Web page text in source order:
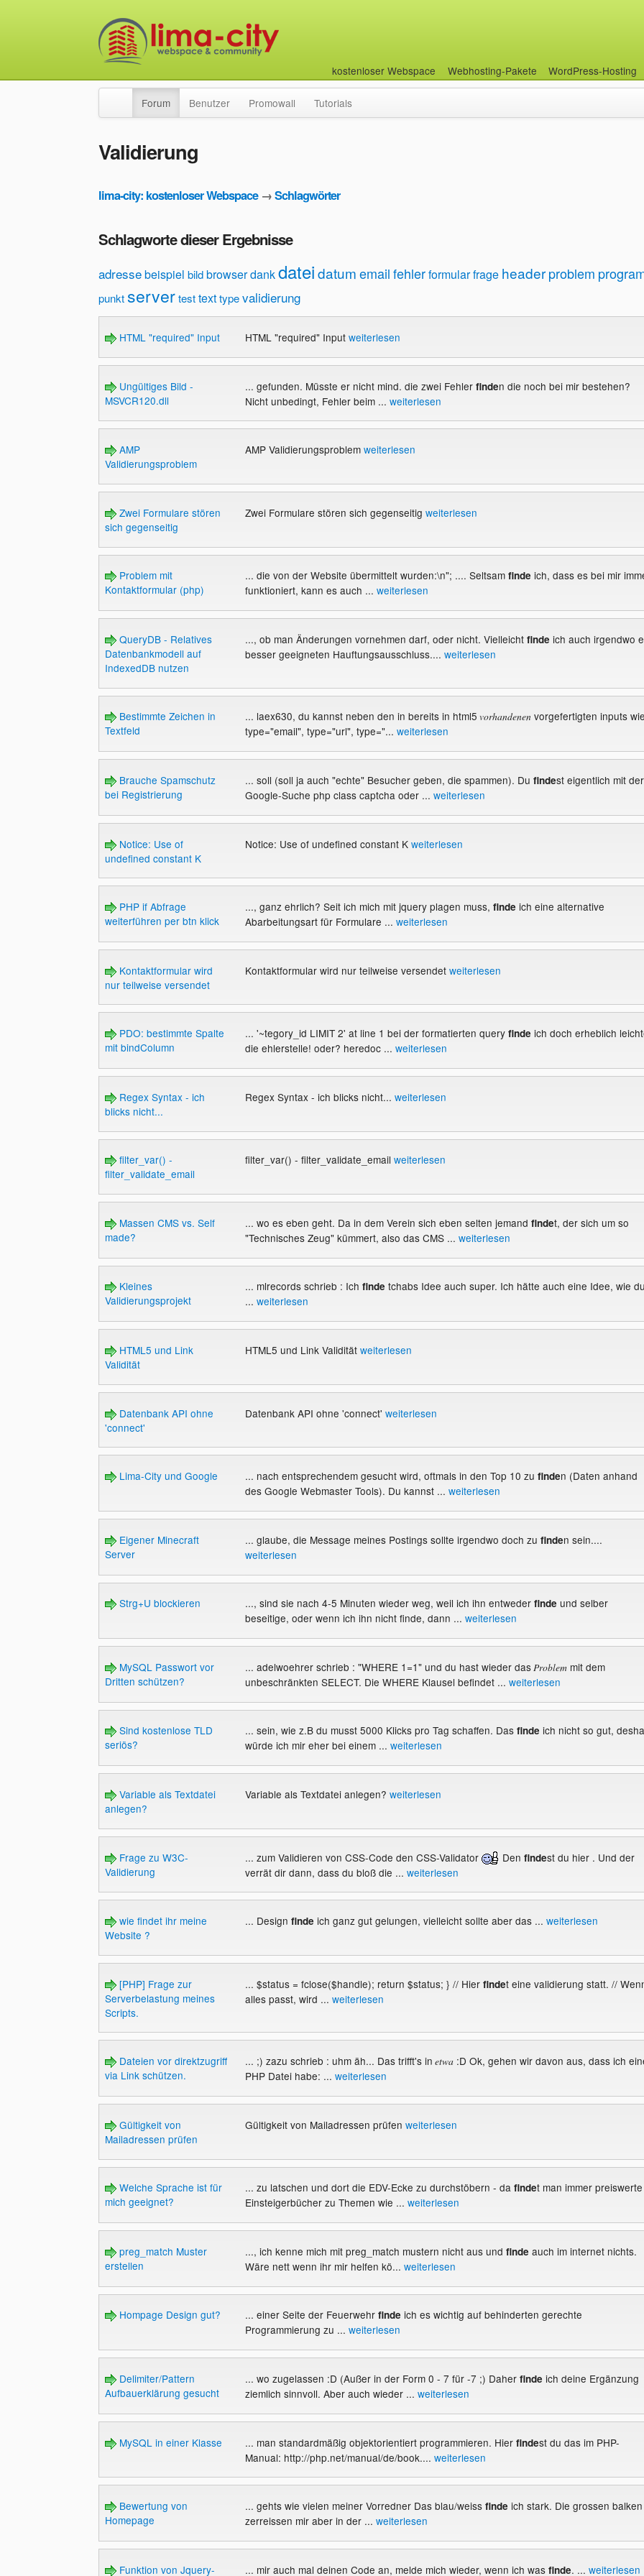
kostenloser Webspace Webhosting-Pakete WordPress-Hosting
Forum Benutzer Promowall Tutorials
Validierung
lima-city: kostenloser Webspace→Schlagwörter
Schlagworte dieser Ergebnisse
adressebeispiel bildbrowserdankdateidatumemailfehlerformularfrage headerproblem
punktservertesttexttypevalidierung
HTML "required" Input HTML "required" Input weiterlesen
Ungültiges Bild -
MSVCR120.dll
... gefunden. Müsste er nicht mind. die zwei Fehlerfinden die noch bei mir bestehen?
Nicht unbedingt, Fehler beim ... weiterlesen
AMP
Validierungsproblem
AMP Validierungsproblem weiterlesen
Zwei Formulare stören
sich gegenseitig
Zwei Formulare stören sich gegenseitig weiterlesen
Problem mit
Kontaktformular (php)
... die von der Website übermittelt wurden:\n"; .... Seltsamfinde ich, dass es bei mir
funktioniert, kann es auch ... weiterlesen
QueryDB - Relatives
Datenbankmodell auf
IndexedDB nutzen
..., ob man Änderungen vornehmen darf, oder nicht. Vielleichtfinde ich auch irgendwo
besser geeigneten Hauftungsausschluss.... weiterlesen
Bestimmte Zeichen in
Textfeld
... laex630, du kannst neben den in bereits in html5 vorhandenenvorgefertigten inputs
type="email", type="url", type="... weiterlesen
Brauche Spamschutz
bei Registrierung
... soll (soll ja auch "echte" Besucher geben, die spammen). Du findest eigentlich mit der
Google-Suche php class captcha oder ... weiterlesen
Notice: Use of
undefined constant K
Notice: Use of undefined constant K weiterlesen
PHP if Abfrage
weiterführen per btn klick
..., ganz ehrlich? Seit ich mich mit jquery plagen muss, finde ich eine alternative
Abarbeitungsart für Formulare ... weiterlesen
Kontaktformular wird
nur teilweise versendet
Kontaktformular wird nur teilweise versendet weiterlesen
PDO: bestimmte Spalte
mit bindColumn
... '~tegory_id LIMIT 2' at line 1 bei der formatierten queryfinde ich doch erheblich
die ehlerstelle! oder? heredoc ... weiterlesen
Regex Syntax - ich
blicks nicht...
Regex Syntax - ich blicks nicht... weiterlesen
filter_var() -
filter_validate_email
filter_var() - filter_validate_email weiterlesen
Massen CMS vs. Self
made?
... wo es eben geht. Da in dem Verein sich eben selten jemand findet, der sich um so
"Technisches Zeug" kümmert, also das CMS ... weiterlesen
Kleines
Validierungsprojekt
... mlrecords schrieb : Ich finde tchabs Idee auch super. Ich hätte auch eine Idee, wie
... weiterlesen
HTML5 und Link
Validität
HTML5 und Link Validität weiterlesen
Datenbank API ohne
'connect'
Datenbank API ohne 'connect' weiterlesen
Lima-City und Google ... nach entsprechendem gesucht wird, oftmals in den Top 10 zu finden (Daten anhand
des Google Webmaster Tools). Du kannst ... weiterlesen
Eigener Minecraft
Server
... glaube, die Message meines Postings sollte irgendwo doch zu finden sein....
weiterlesen
Strg+U blockieren ..., sind sie nach 4-5 Minuten wieder weg, weil ich ihn entwederfinde und selber
beseitige, oder wenn ich ihn nicht finde, dann ... weiterlesen
MySQL Passwort vor
Dritten schützen?
... adelwoehrer schrieb : "WHERE 1=1" und du hast wieder dasProblemmit dem
unbeschränkten SELECT. Die WHERE Klausel befindet ... weiterlesen
Sind kostenlose TLD
seriös?
... sein, wie z.B du musst 5000 Klicks pro Tag schaffen. Dasfinde ich nicht so gut,
würde ich mir eher bei einem ... weiterlesen
Variable als Textdatei
anlegen?
Variable als Textdatei anlegen? weiterlesen
Frage zu W3C-
Validierung
... zum Validieren von CSS-Code den CSS-Validator Den findest du hier . Und der
verrät dir dann, dass du bloß die ... weiterlesen
wie findet ihr meine
Website ?
... Design finde ich ganz gut gelungen, vielleicht sollte aber das ... weiterlesen
[PHP] Frage zur
Serverbelastung meines
Scripts.
... $status = fclose($handle); return $status; } // Hierfindet eine validierung statt. //
alles passt, wird ... weiterlesen
Dateien vor direktzugriff
via Link schützen.
... ;) zazu schrieb : uhm äh... Das trifft's in etwa:D Ok, gehen wir davon aus, dass ich
PHP Datei habe: ... weiterlesen
Gültigkeit von
Mailadressen prüfen
Gültigkeit von Mailadressen prüfen weiterlesen
Welche Sprache ist für
mich geeignet?
... zu latschen und dort die EDV-Ecke zu durchstöbern - dafindet man immer preiswerte
Einsteigerbücher zu Themen wie ... weiterlesen
preg_match Muster
erstellen
..., ich kenne mich mit preg_match mustern nicht aus und finde auch im internet nichts.
Wäre nett wenn ihr mir helfen kö... weiterlesen
Hompage Design gut? ... einer Seite der Feuerwehrfinde ich es wichtig auf behinderten gerechte
Programmierung zu ... weiterlesen
Delimiter/Pattern
Aufbauerklärung gesucht
... wo zugelassen :D (Außer in der Form 0 - 7 für -7 ;) Daherfinde ich deine Ergänzung
ziemlich sinnvoll. Aber auch wieder ... weiterlesen
MySQL in einer Klasse ... man standardmäßig objektorientiert programmieren. Hierfindest du das im PHP-
Manual: http://php.net/manual/de/book.... weiterlesen
Bewertung von
Homepage
... gehts wie vielen meiner Vorredner Das blau/weissfinde ich stark. Die grossen balken
zerreissen mir aber in der ... weiterlesen
Funktion von Jquery- ... mir auch mal deinen Code an, melde mich wieder, wenn ich wasfinde. ... weiterlesen